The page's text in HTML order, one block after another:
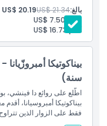
الموقع
كيفية الاسترداد
سياسة الإلغاء
بالغ:US$ 21.34
US$ 20.19
طفل: US$ 7.50
أقدم: US$ 16.73
سنة)
اطّلع على روائع دا فينشي،
بيناكوتيكا أمبروسيانا،
فقط على الزوار الذين تتراوح